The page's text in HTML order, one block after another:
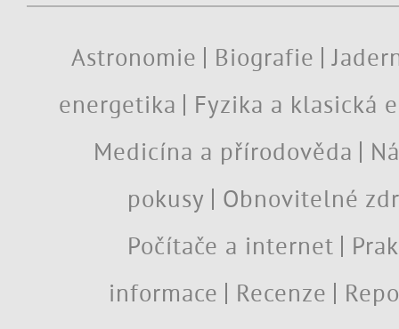
Astronomie Biografie
energetika
Fyzika a klasická
Medicína a přírodověda
pokusy
Obnovitelné
Počítače a internet
informace
Recenze